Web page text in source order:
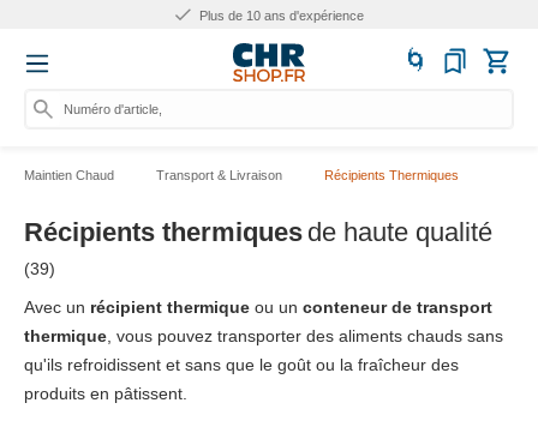
Plus de 10 ans d'expérience
Numéro d'article, catégori
Maintien Chaud Transport & Livraison Récipients Thermiques
Récipients thermiques de haute qualité
(39)
Avec un récipient thermique ou un conteneur de transport
thermique , vous pouvez transporter des aliments chauds sans
qu'ils refroidissent et sans que le goût ou la fraîcheur des
produits en pâtissent.